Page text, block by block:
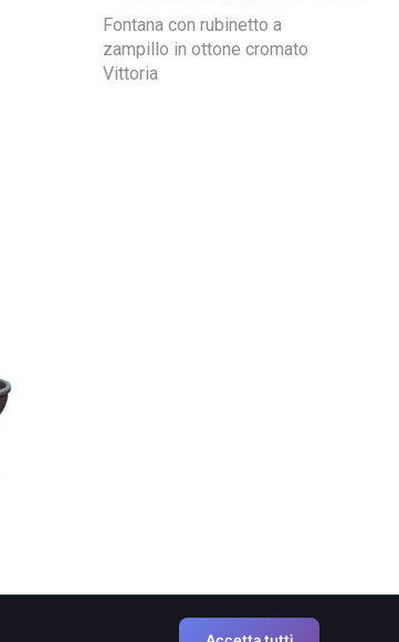
Fontana con rubinetto a
zampillo in ottone cromato
Vittoria